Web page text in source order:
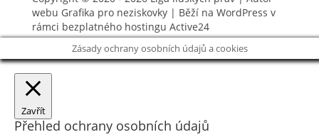
webu Grafika pro neziskovky| Běží na WordPress v
rámci bezplatného hostingu Active24
Zásady ochrany osobních údajů a cookies
Zavřít
Přehled ochrany osobních údajů